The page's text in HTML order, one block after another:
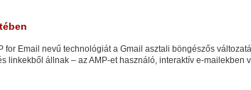
for Email nevű technológiát a Gmail asztali böngészős
linkekből állnak – az AMP-et használó, interaktív e-mailekben